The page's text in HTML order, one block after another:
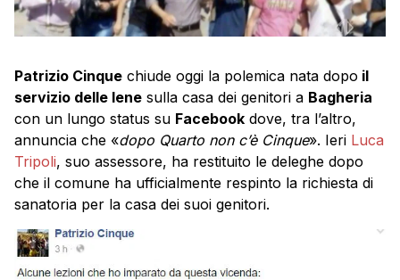
Patrizio Cinque chiude oggi la polemica nata dopo il
servizio delle Iene sulla casa dei genitori a Bagheria
con un lungo status su Facebook dove, tra l’altro,
annuncia che «dopo Quarto non c’è Cinque». Ieri Luca
Tripoli, suo assessore, ha restituito le deleghe dopo
che il comune ha ufficialmente respinto la richiesta di
sanatoria per la casa dei suoi genitori.